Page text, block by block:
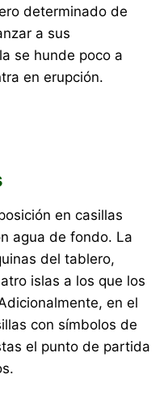
determinado de
a sus
se hunde poco a
en erupción.
en casillas
agua de fondo. La
del tablero,
islas a los que los
en el
con símbolos de
el punto de partida